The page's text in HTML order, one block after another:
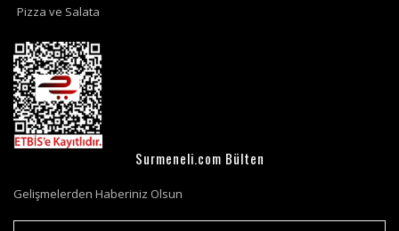
Pizza ve Salata
Surmeneli.com Bülten
Gelişmelerden Haberiniz Olsun